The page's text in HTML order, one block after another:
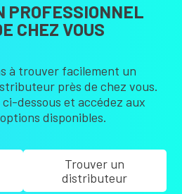
PROFESSIONNEL
CHEZ VOUS
à trouver facilement un
près de chez vous.
dessous et accédez aux
disponibles.
Trouver un
distributeur